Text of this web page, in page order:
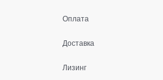
Оплата
Доставка
Лизинг